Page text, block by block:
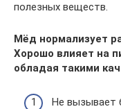
полезных веществ.
Мёд нормализует
Хорошо влияет на
обладая такими
Не вызывает